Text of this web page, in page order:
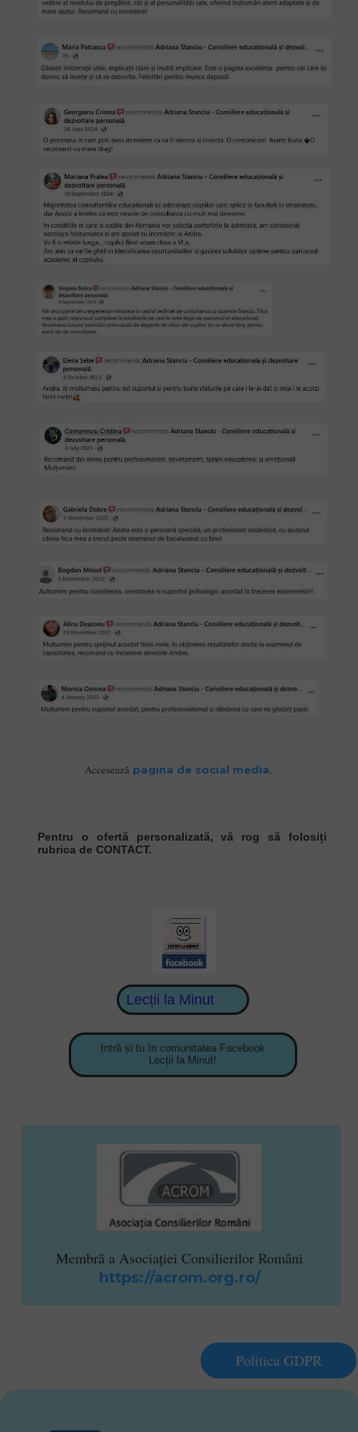
Membră a Asociaţiei Consilierilor Români
https://acrom.org.ro/
Pentru o ofertă personalizată, vă rog să folosiți
rubrica de CONTACT.
Accesează pagina de social media.
Intră și tu în comunitatea Facebook
Lecții la Minut!
Lecții la Minut
Politica GDPR